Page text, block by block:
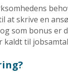
at skrive en
som bonus er
kaldt til